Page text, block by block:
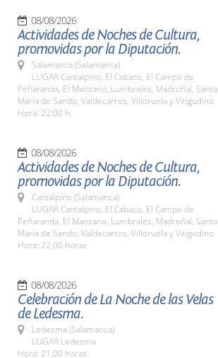
08/08/2026
Actividades de Noches de Cultura,
promovidas por la Diputación.
Salamanca (Salamanca)
LUGAR Cantalpino, El Cabaco, El Campo de
Peñaranda, El Manzano, Lumbrales, Madroñal, Santa
María de Sando, Valdecarros, Villoruela y Vitigudino
Hora: 22:00 h.
08/08/2026
Actividades de Noches de Cultura,
promovidas por la Diputación.
Cantalpino (Salamanca)
LUGAR Cantalpino, El Cabaco, El Campo de
Peñaranda, El Manzano, Lumbrales, Madroñal, Santa
María de Sando, Valdecarros, Villoruela y Vitigudino
Hora: 22,00 horas
08/08/2026
Celebración de La Noche de las Velas
de Ledesma.
Ledesma (Salamanca)
LUGAR Ledesma
Hora: 21,00 horas.